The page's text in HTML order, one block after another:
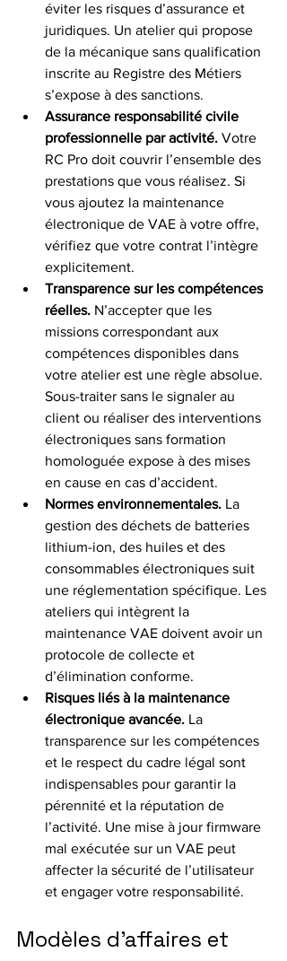
éviter les risques d’assurance et
juridiques. Un atelier qui propose
de la mécanique sans qualification
inscrite au Registre des Métiers
s’expose à des sanctions.
Assurance responsabilité civile
professionnelle par activité. Votre
RC Pro doit couvrir l’ensemble des
prestations que vous réalisez. Si
vous ajoutez la maintenance
électronique de VAE à votre offre,
vérifiez que votre contrat l’intègre
explicitement.
Transparence sur les compétences
réelles. N’accepter que les
missions correspondant aux
compétences disponibles dans
votre atelier est une règle absolue.
Sous-traiter sans le signaler au
client ou réaliser des interventions
électroniques sans formation
homologuée expose à des mises
en cause en cas d’accident.
Normes environnementales. La
gestion des déchets de batteries
lithium-ion, des huiles et des
consommables électroniques suit
une réglementation spécifique. Les
ateliers qui intègrent la
maintenance VAE doivent avoir un
protocole de collecte et
d’élimination conforme.
Risques liés à la maintenance
électronique avancée. La
transparence sur les compétences
et le respect du cadre légal sont
indispensables pour garantir la
pérennité et la réputation de
l’activité. Une mise à jour firmware
mal exécutée sur un VAE peut
affecter la sécurité de l’utilisateur
et engager votre responsabilité.
Modèles d’affaires et